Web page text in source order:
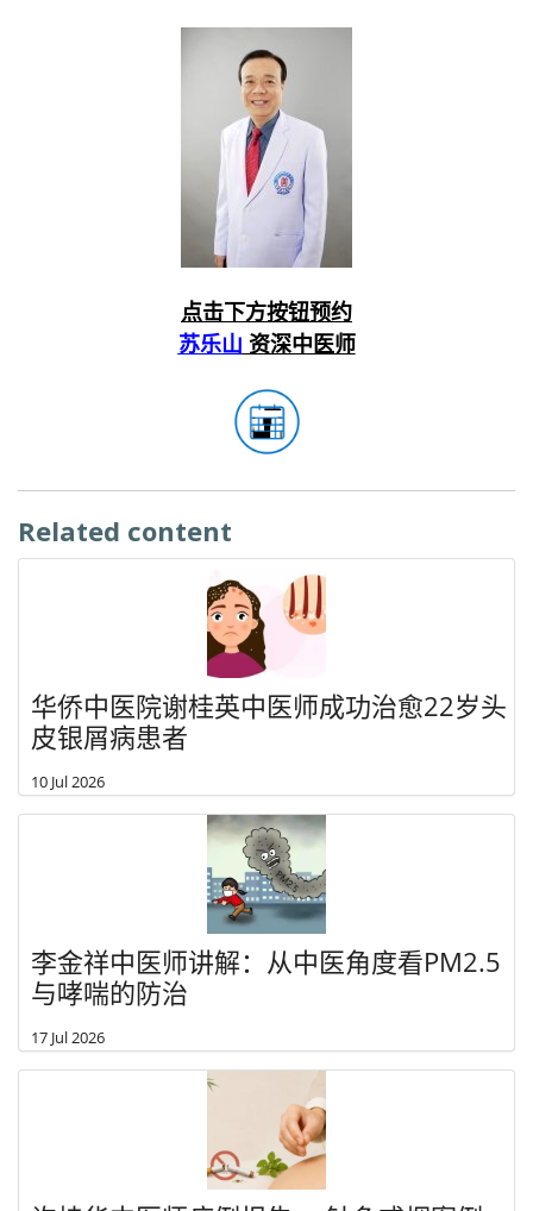
点击下方按钮预约
苏乐山 资深中医师
Related content
华侨中医院谢桂英中医师成功治愈22岁头
皮银屑病患者
10 Jul 2026
李金祥中医师讲解：从中医角度看PM2.5
与哮喘的防治
17 Jul 2026